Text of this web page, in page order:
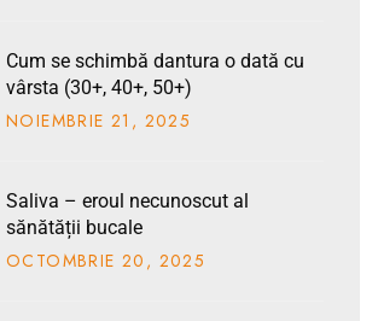
Cum se schimbă dantura o dată cu
vârsta (30+, 40+, 50+)
NOIEMBRIE21 , 2025
Saliva – eroul necunoscut al
sănătății bucale
OCTOMBRIE20 , 2025